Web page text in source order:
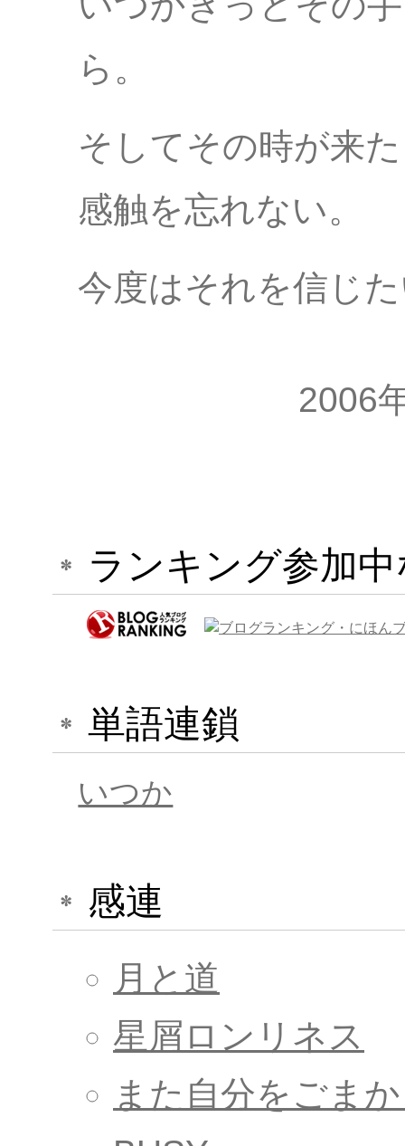
ら。
そしてその時が来
感触を忘れない。
今度はそれを信じ
2006
ランキング参加
単語連鎖
いつか
感連
月と道
星屑ロンリネス
また自分をごま